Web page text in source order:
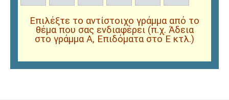
Επιλέξτε το αντίστοιχο γράμμα από το
θέμα που σας ενδιαφέρει (π.χ. Άδεια
στο γράμμα Α, Επιδόματα στο Ε κτλ.)